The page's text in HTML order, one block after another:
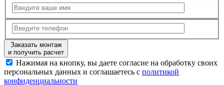
Заказать монтаж
и получить расчет
Нажимая на кнопку, вы даете согласие на обработку своих
персональных данных и соглашаетесь с политикой
конфиденциальности